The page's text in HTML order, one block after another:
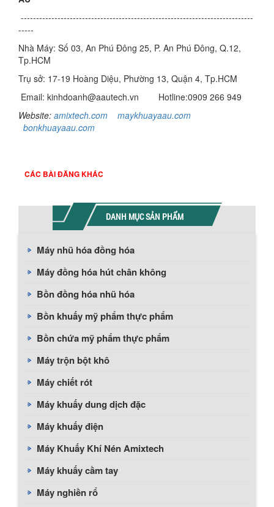
----------------------------------------------------------------------------
-----
Nhà Máy: Số 03, An Phú Đông 25, P. An Phú Đông, Q.12,
Tp.HCM
Trụ sở: 17-19 Hoàng Diệu, Phường 13, Quận 4, Tp.HCM
Email: kinhdoanh@aautech.vn
Hotline:0909 266 949
Website: amixtech.com
maykhuayaau.com
bonkhuayaau.com
CÁC BÀI ĐĂNG KHÁC
DANH MỤC SẢN PHẨM
Máy nhũ hóa đồng hóa
Máy đồng hóa hút chân không
Bồn đồng hóa nhũ hóa
Bồn khuấy mỹ phẩm thực phẩm
Bồn chứa mỹ phẩm thực phẩm
Máy trộn bột khô
Máy chiết rót
Máy khuấy dung dịch đặc
Máy khuấy điện
Máy Khuấy Khí Nén Amixtech
Máy khuấy cầm tay
Máy nghiền rổ